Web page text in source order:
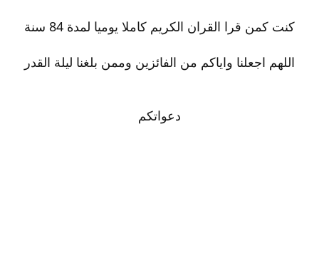
كنت كمن قرا القران الكريم كاملا يوميا لمدة 84 سنة
اللهم اجعلنا واياكم من الفائزين وممن بلغنا ليلة القدر
دعواتكم